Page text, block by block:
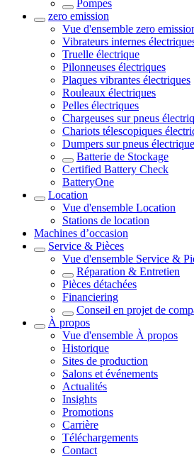
Pompes
zero emission
Vue d'ensemble zero
Vibrateurs internes
Truelle électrique
Pilonneuses électriques
Plaques vibrantes électriques
Rouleaux électriques
Pelles électriques
Chargeuses sur pneus
Chariots télescopiques
Dumpers sur pneus
Batterie de Stockage
Certified Battery Check
BatteryOne
Location
Vue d'ensemble Location
Stations de location
Machines d’occasion
Service & Pièces
Vue d'ensemble Service &
Réparation & Entretien
Pièces détachées
Financiering
Conseil en projet de
À propos
Vue d'ensemble À propos
Historique
Sites de production
Salons et événements
Actualités
Insights
Promotions
Carrière
Téléchargements
Contact